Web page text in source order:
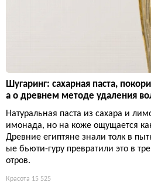
Шугаринг: сахарная паста,
а о древнем методе удаления
Натуральная паста из сахара и
имонада, но на коже ощущается
Древние египтяне знали толк в
ые бьюти-гуру превратили это в
отров.
Красота 15 525